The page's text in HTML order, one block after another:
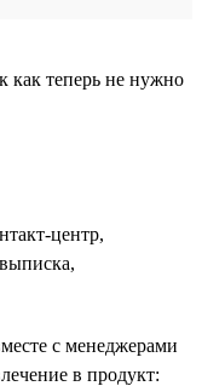
как теперь не нужно
центр,
с менеджерами
в продукт: